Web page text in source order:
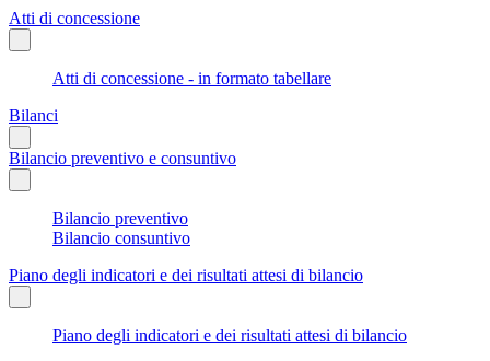
Atti di concessione
Atti di concessione - in formato tabellare
Bilanci
Bilancio preventivo e consuntivo
Bilancio preventivo
Bilancio consuntivo
Piano degli indicatori e dei risultati attesi di bilancio
Piano degli indicatori e dei risultati attesi di bilancio